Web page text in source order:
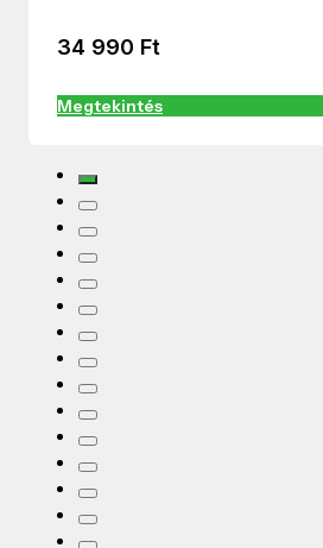
34 990 Ft
Megtekintés